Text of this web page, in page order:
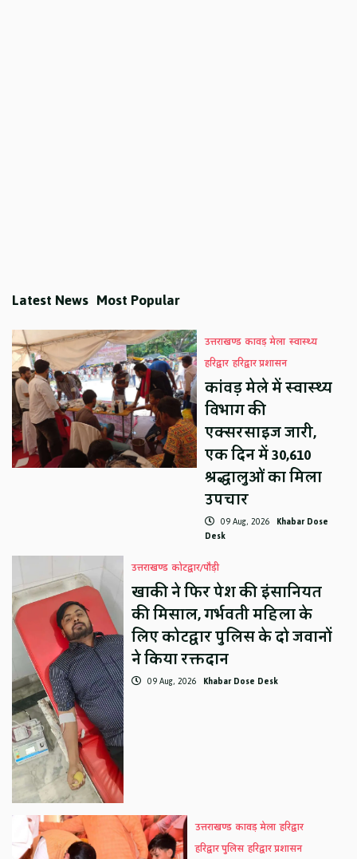
Latest News Most Popular
उत्तराखण्ड कावड़ मेला स्वास्थ्य
हरिद्वार हरिद्वार प्रशासन
कांवड़ मेले में स्वास्थ्य
विभाग की
एक्सरसाइज जारी,
एक दिन में 30,610
श्रद्धालुओं का मिला
उपचार
09 Aug, 2026 Khabar Dose
Desk
उत्तराखण्ड कोटद्वार/पौड़ी
खाकी ने फिर पेश की इंसानियत
की मिसाल, गर्भवती महिला के
लिए कोटद्वार पुलिस के दो जवानों
ने किया रक्तदान
09 Aug, 2026 Khabar Dose Desk
उत्तराखण्ड कावड़ मेला हरिद्वार
हरिद्वार पुलिस हरिद्वार प्रशासन